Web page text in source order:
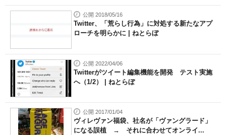
公開 2018/05/16
Twitter、「荒らし行為」に対処する新たなアプ
ローチを明らかに | ねとらぼ
公開 2022/04/06
Twitterがツイート編集機能を開発 テスト実施
へ（1/2） | ねとらぼ
公開 2017/01/04
ヴィレヴァン福袋、社名が「ヴァングラード」
になる誤植 → それに合わせてオンライ...